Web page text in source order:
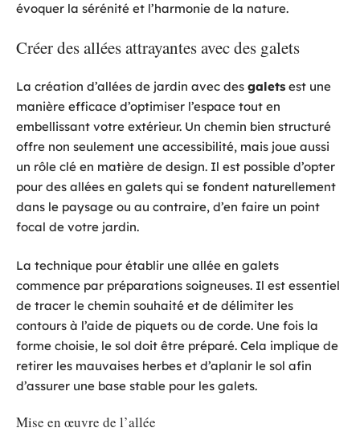
évoquer la sérénité et l’harmonie de la nature.
Créer des allées attrayantes avec des galets
La création d’allées de jardin avec des galets est une
manière efficace d’optimiser l’espace tout en
embellissant votre extérieur. Un chemin bien structuré
offre non seulement une accessibilité, mais joue aussi
un rôle clé en matière de design. Il est possible d’opter
pour des allées en galets qui se fondent naturellement
dans le paysage ou au contraire, d’en faire un point
focal de votre jardin.
La technique pour établir une allée en galets
commence par préparations soigneuses. Il est essentiel
de tracer le chemin souhaité et de délimiter les
contours à l’aide de piquets ou de corde. Une fois la
forme choisie, le sol doit être préparé. Cela implique de
retirer les mauvaises herbes et d’aplanir le sol afin
d’assurer une base stable pour les galets.
Mise en œuvre de l’allée